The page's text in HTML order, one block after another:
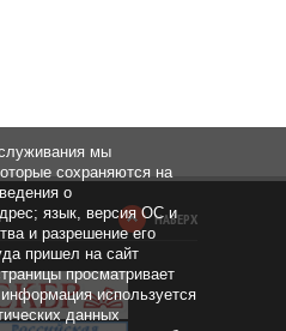
НАВЕРХ
мы
сохраняются на
о
язык, версия ОС и
и разрешение его
пришел на сайт
просматривает
используется
данных